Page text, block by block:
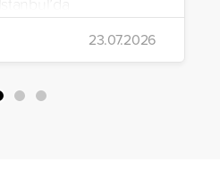
23.07.2026